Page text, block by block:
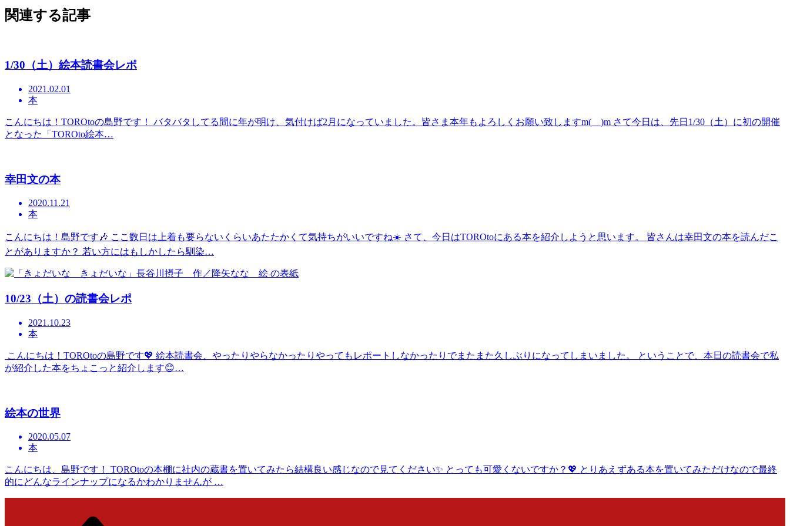
関連する記事
1/30（土）絵本読書会レポ
2021.02.01
本
こんにちは！TOROtoの島野です！ バタバタしてる間に年が明け、気付けば2月になっていました。皆さま本年もよろしくお願い致しますm(__)m さて今日は、先日1/30（土）に初の開催
となった「TOROto絵本…
幸田文の本
2020.11.21
本
こんにちは！島野です🎶 ここ数日は上着も要らないくらいあたたかくて気持ちがいいですね☀️ さて、今日はTOROtoにある本を紹介しようと思います。 皆さんは幸田文の本を読んだこ
とがありますか？ 若い方にはもしかしたら馴染…
10/23（土）の読書会レポ
2021.10.23
本
こんにちは！TOROtoの島野です💖 絵本読書会、やったりやらなかったりやってもレポートしなかったりでまたまた久しぶりになってしまいました。 ということで、本日の読書会で私
が紹介した本をちょこっと紹介します😊…
絵本の世界
2020.05.07
本
こんにちは、島野です！ TOROtoの本棚に社内の蔵書を置いてみたら結構良い感じなので見てください✨ とっても可愛くないですか？💖 とりあえずある本を置いてみただけなので最終
的にどんなラインナップになるかわかりませんが …